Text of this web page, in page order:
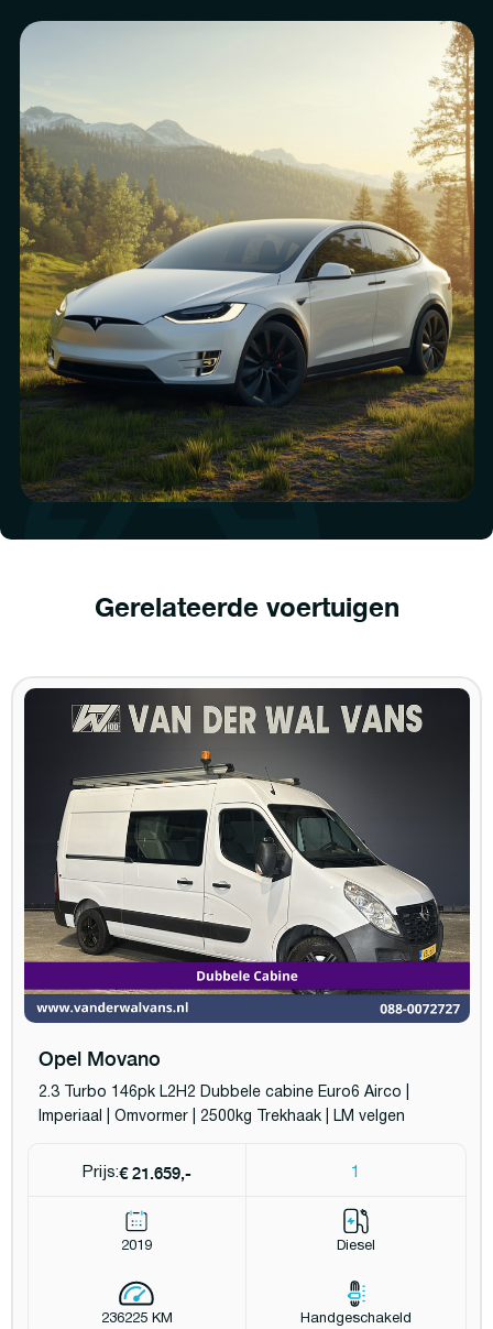
Gerelateerde voertuigen
Opel Movano
2.3 Turbo 146pk L2H2 Dubbele cabine Euro6 Airco |
Imperiaal | Omvormer | 2500kg Trekhaak | LM velgen
Prijs:€ 21.659,- 1
2019 Diesel
236225 KM Handgeschakeld